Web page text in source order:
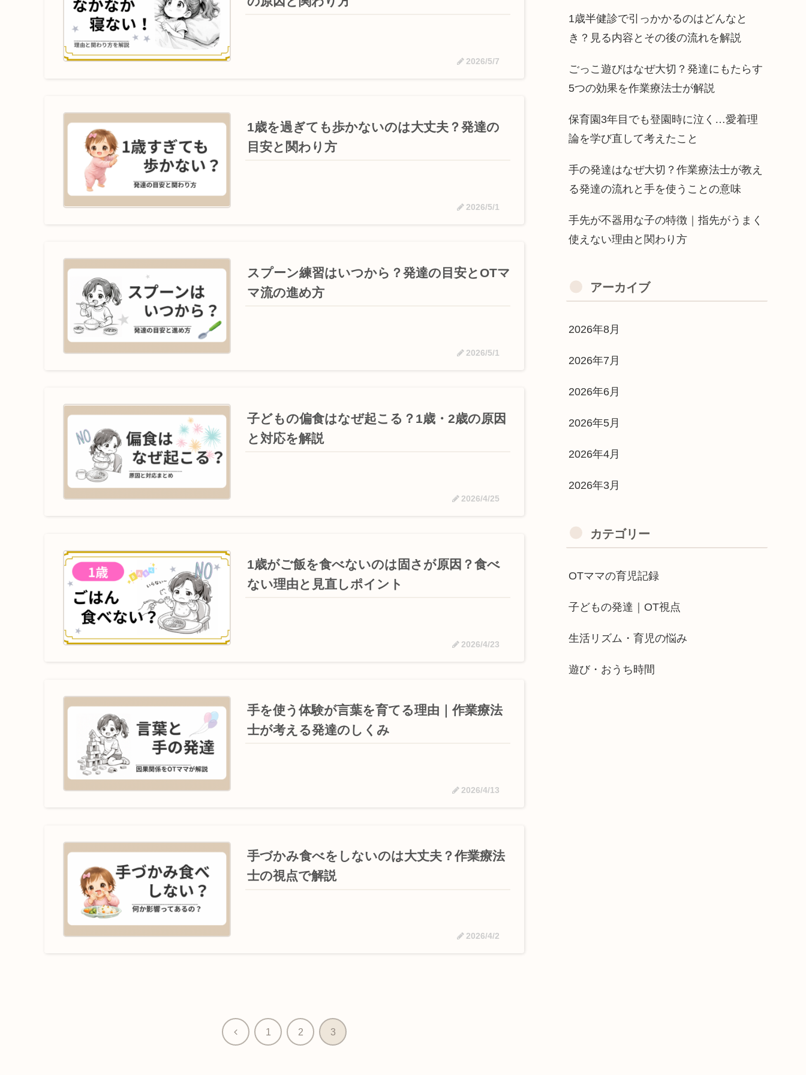
2026/5/7
1歳を過ぎても歩かないのは大丈夫？発達の
目安と関わり方
2026/5/1
スプーン練習はいつから？発達の目安とOTマ
マ流の進め方
2026/5/1
子どもの偏食はなぜ起こる？1歳・2歳の原因
と対応を解説
2026/4/25
1歳がご飯を食べないのは固さが原因？食べ
ない理由と見直しポイント
2026/4/23
手を使う体験が言葉を育てる理由｜作業療法
士が考える発達のしくみ
2026/4/13
手づかみ食べをしないのは大丈夫？作業療法
士の視点で解説
2026/4/2
前 1 2 3
1歳半健診で引っかかるのはどんなと
き？見る内容とその後の流れを解説
ごっこ遊びはなぜ大切？発達にもたらす
5つの効果を作業療法士が解説
保育園3年目でも登園時に泣く…愛着理
論を学び直して考えたこと
手の発達はなぜ大切？作業療法士が教え
る発達の流れと手を使うことの意味
手先が不器用な子の特徴｜指先がうまく
使えない理由と関わり方
アーカイブ
2026年8月
2026年7月
2026年6月
2026年5月
2026年4月
2026年3月
カテゴリー
OTママの育児記録
子どもの発達｜OT視点
生活リズム・育児の悩み
遊び・おうち時間